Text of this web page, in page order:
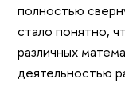
полностью
стало понятно,
различных
деятельностью